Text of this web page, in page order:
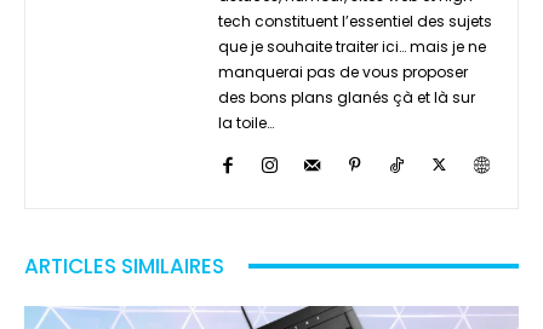
tech constituent l’essentiel des sujets
que je souhaite traiter ici… mais je ne
manquerai pas de vous proposer
des bons plans glanés çà et là sur
la toile…
ARTICLES SIMILAIRES